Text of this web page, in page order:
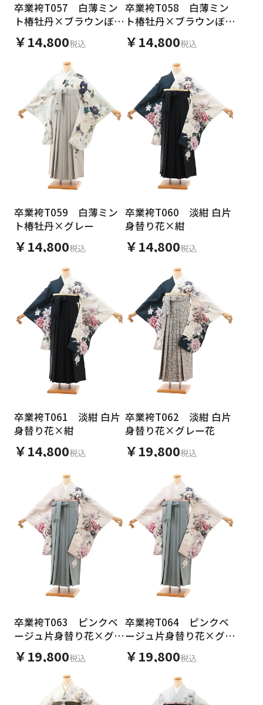
卒業袴T057 白薄ミン
ト椿牡丹×ブラウンぼか
し
￥14,800税込
卒業袴T058 白薄ミン
ト椿牡丹×ブラウンぼか
し
￥14,800税込
卒業袴T059 白薄ミン
ト椿牡丹×グレー
￥14,800税込
卒業袴T060 淡紺 白片
身替り花×紺
￥14,800税込
卒業袴T061 淡紺 白片
身替り花×紺
￥14,800税込
卒業袴T062 淡紺 白片
身替り花×グレー花
￥19,800税込
卒業袴T063 ピンクベ
ージュ片身替り花×グレ
ー
￥19,800税込
卒業袴T064 ピンクベ
ージュ片身替り花×グレ
ー
￥19,800税込